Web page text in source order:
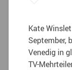
Kate
September,
Venedig in
TV-